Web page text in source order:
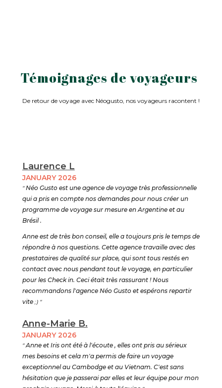
Témoignages de voyageurs
De retour de voyage avec Néogusto, nos voyageurs racontent !
Laurence L
JANUARY 2026
"Néo Gusto est une agence de voyage très professionnelle
qui a pris en compte nos demandes pour nous créer un
programme de voyage sur mesure en Argentine et au
Brésil .
Anne est de très bon conseil, elle a toujours pris le temps de
répondre à nos questions. Cette agence travaille avec des
prestataires de qualité sur place, qui sont tous restés en
contact avec nous pendant tout le voyage, en particulier
pour les Check in. Ceci était très rassurant ! Nous
recommandons l'agence Néo Gusto et espérons repartir
vite;) "
Anne-Marie B.
JANUARY 2026
"Anne et Iris ont été à l'écoute , elles ont pris au sérieux
mes besoins et cela m'a permis de faire un voyage
exceptionnel au Cambodge et au Vietnam. C'est sans
hésitation que je passerai par elles et leur équipe pour mon